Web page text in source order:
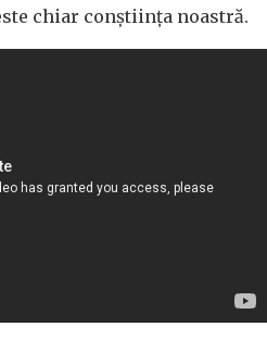
chiar conștiința noastră.